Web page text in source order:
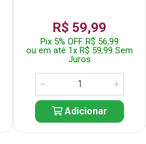
R$ 59,99
Pix 5% OFF R$ 56,99
ou em até 1x R$ 59,99 Sem
Juros
Adicionar